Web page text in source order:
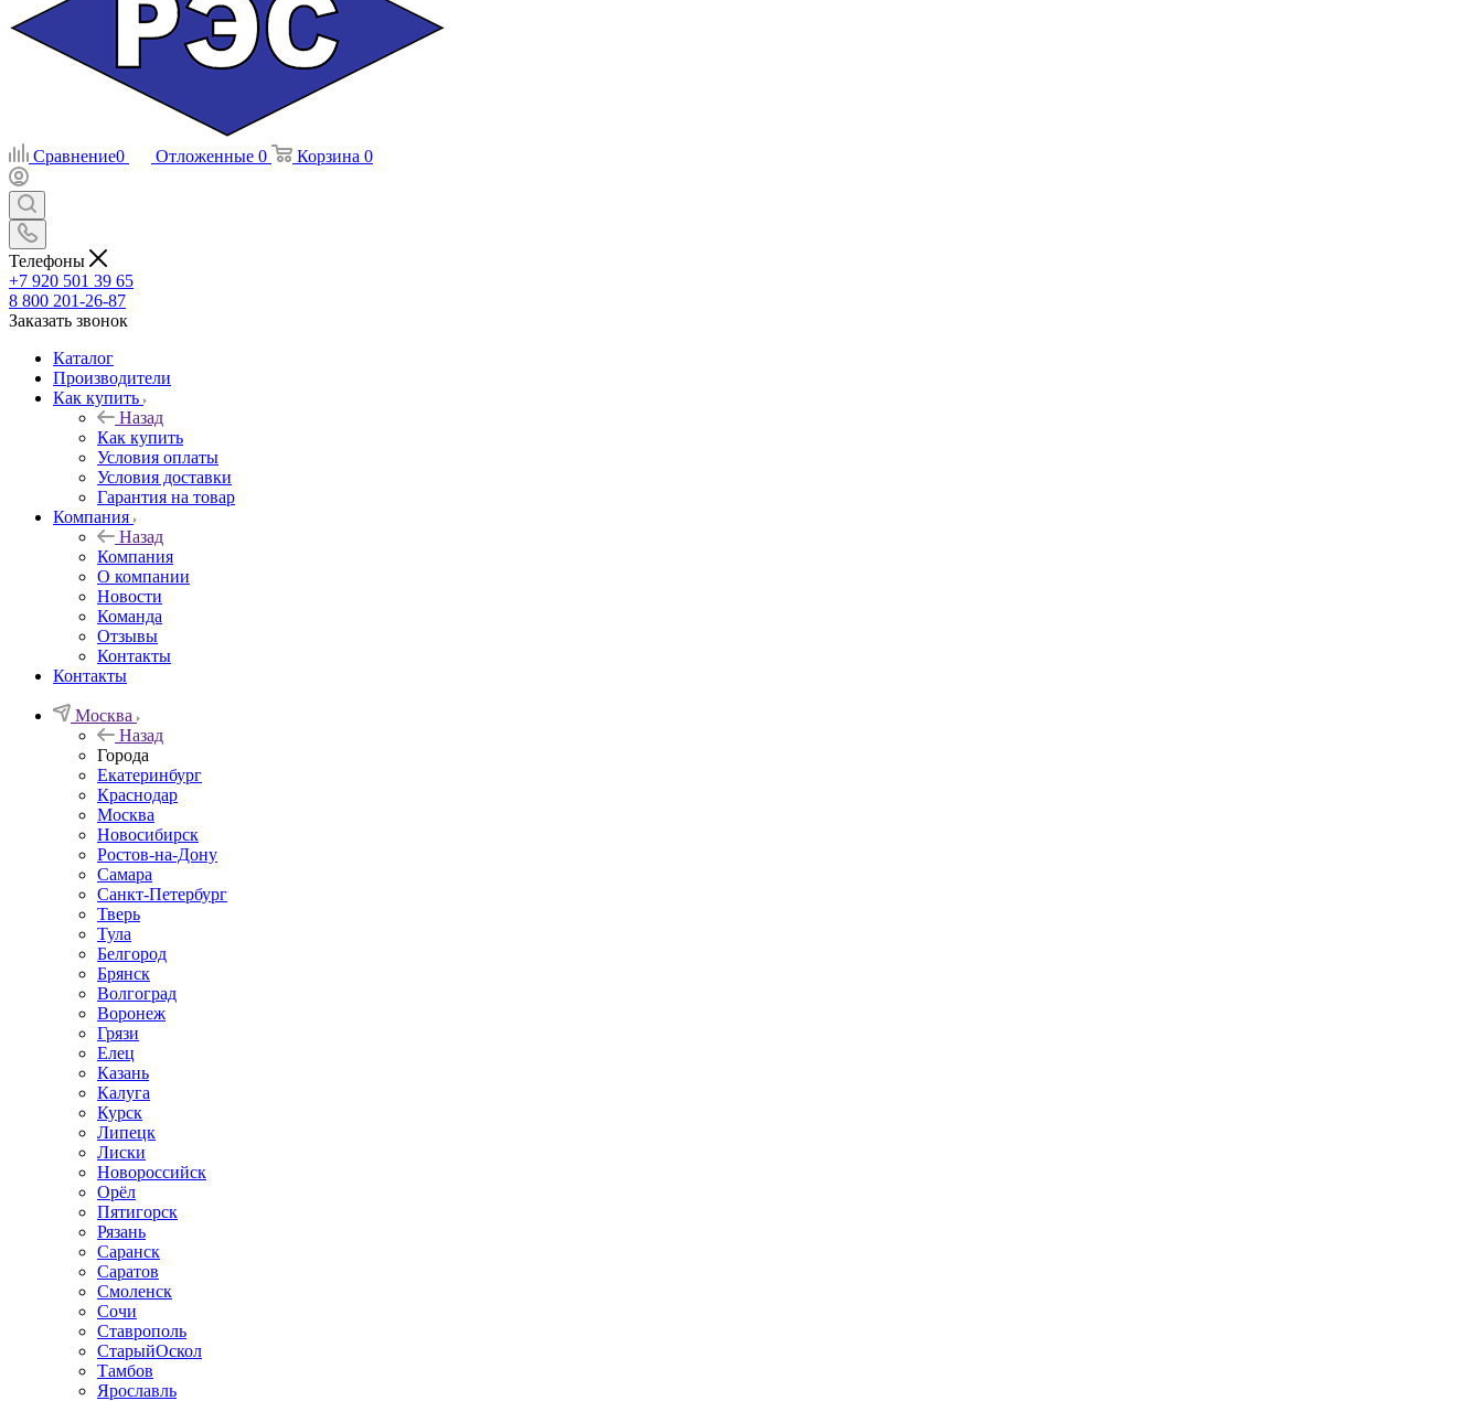
Сравнение0 Отложенные 0 Корзина 0
Телефоны
+7 920 501 39 65
8 800 201-26-87
Заказать звонок
Каталог
Производители
Как купить
Назад
Как купить
Условия оплаты
Условия доставки
Гарантия на товар
Компания
Назад
Компания
О компании
Новости
Команда
Отзывы
Контакты
Контакты
Москва
Назад
Города
Екатеринбург
Краснодар
Москва
Новосибирск
Ростов-на-Дону
Самара
Санкт-Петербург
Тверь
Тула
Белгород
Брянск
Волгоград
Воронеж
Грязи
Елец
Казань
Калуга
Курск
Липецк
Лиски
Новороссийск
Орёл
Пятигорск
Рязань
Саранск
Саратов
Смоленск
Сочи
Ставрополь
СтарыйОскол
Тамбов
Ярославль